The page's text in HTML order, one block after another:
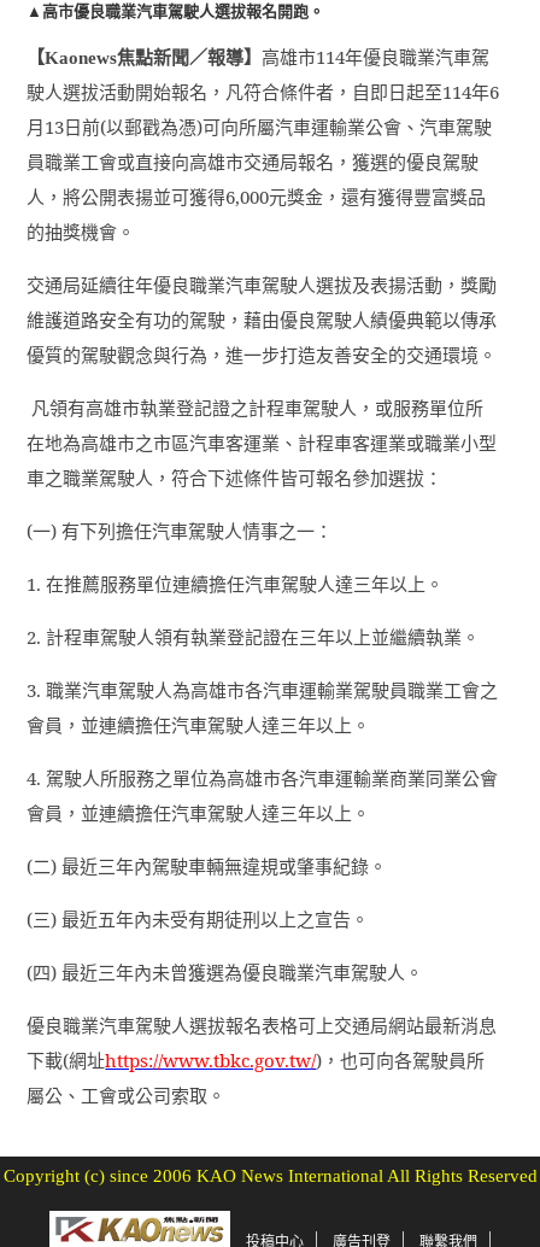
▲高市優良職業汽車駕駛人選拔報名開跑。
【Kaonews焦點新聞／報導】 高雄市114年優良職業汽車駕
駛人選拔活動開始報名，凡符合條件者，自即日起至114年6
月13日前(以郵戳為憑)可向所屬汽車運輸業公會、汽車駕駛
員職業工會或直接向高雄市交通局報名，獲選的優良駕駛
人，將公開表揚並可獲得6,000元獎金，還有獲得豐富獎品
的抽獎機會。
交通局延續往年優良職業汽車駕駛人選拔及表揚活動，獎勵
維護道路安全有功的駕駛，藉由優良駕駛人績優典範以傳承
優質的駕駛觀念與行為，進一步打造友善安全的交通環境。
凡領有高雄市執業登記證之計程車駕駛人，或服務單位所
在地為高雄市之市區汽車客運業、計程車客運業或職業小型
車之職業駕駛人，符合下述條件皆可報名參加選拔：
(一)有下列擔任汽車駕駛人情事之一：
1.在推薦服務單位連續擔任汽車駕駛人達三年以上。
2. 計程車駕駛人領有執業登記證在三年以上並繼續執業。
3.職業汽車駕駛人為高雄市各汽車運輸業駕駛員職業工會之
會員，並連續擔任汽車駕駛人達三年以上。
4. 駕駛人所服務之單位為高雄市各汽車運輸業商業同業公會
會員，並連續擔任汽車駕駛人達三年以上。
(二)最近三年內駕駛車輛無違規或肇事紀錄。
(三)最近五年內未受有期徒刑以上之宣告。
(四)最近三年內未曾獲選為優良職業汽車駕駛人。
優良職業汽車駕駛人選拔報名表格可上交通局網站最新消息
下載(網址https://www.tbkc.gov.tw/) ，也可向各駕駛員所
屬公、工會或公司索取。
Copyright (c) since 2006 KAO News International All Rights Reserved
投稿中心 廣告刊登 聯繫我們